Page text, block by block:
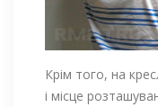
Крім того, на
і місце